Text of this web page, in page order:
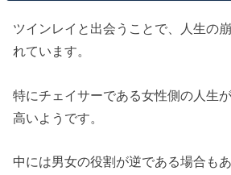
ツインレイと出会うことで、人生の
れています。
特にチェイサーである女性側の人生
高いようです。
中には男女の役割が逆である場合も